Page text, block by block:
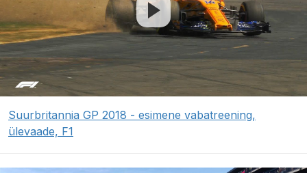
Suurbritannia GP 2018 - esimene vabatreening,
ülevaade, F1